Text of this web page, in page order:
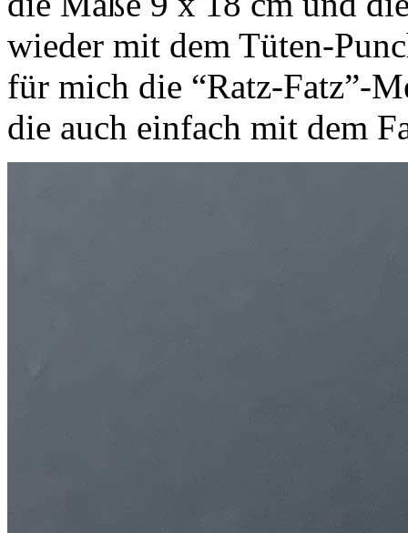
wieder mit dem Tüten-
für mich die “Ratz-Fatz”-
die auch einfach mit dem